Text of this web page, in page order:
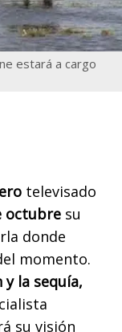
estará a cargo
televisado
octubre su
donde
momento.
y la sequía,
su visión